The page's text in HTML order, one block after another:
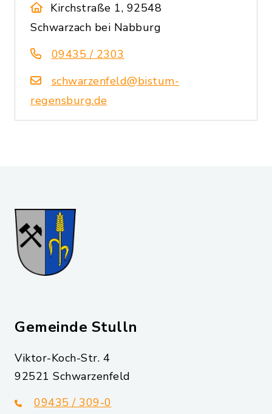
Kirchstraße 1, 92548
Schwarzach bei Nabburg
09435 / 2303
schwarzenfeld@bistum-
regensburg.de
Gemeinde Stulln
Viktor-Koch-Str. 4
92521 Schwarzenfeld
09435 / 309-0